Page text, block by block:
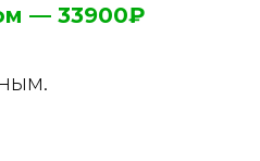
— 33900₽